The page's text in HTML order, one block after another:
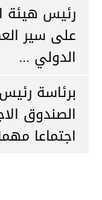
رئيس هيئة
على سير
الدولي ...
برئاسة
الصندوق
اجتماعا